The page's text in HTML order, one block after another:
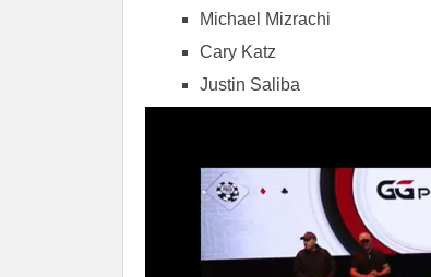
Michael Mizrachi
Cary Katz
Justin Saliba